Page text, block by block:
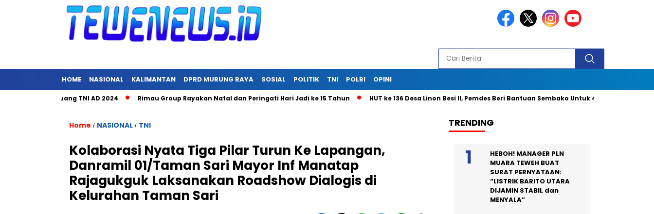
HOME NASIONAL KALIMANTAN DPRD MURUNG RAYA SOSIAL POLITIK TNI POLRI OPINI
Hari Juang TNI AD 2024 Rimau Group Rayakan Natal dan Peringati Hari Jadi ke 15 Tahun HUT ke 136 Desa Linon Besi II, Pemdes Beri Bantuan Sembako Untuk 40 Kepala Keluarga dan 2
Home / NASIONAL / TNI
Kolaborasi Nyata Tiga Pilar Turun Ke Lapangan,
Danramil 01/Taman Sari Mayor Inf Manatap
Rajagukguk Laksanakan Roadshow Dialogis di
Kelurahan Taman Sari
TRENDING
HEBOH! MANAGER PLN
MUARA TEWEH BUAT
SURAT PERNYATAAN:
“LISTRIK BARITO UTARA
DIJAMIN STABIL dan
MENYALA”